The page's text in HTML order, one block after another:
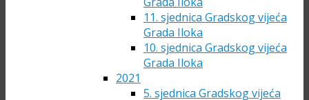
11. sjednica Gradskog vijeća
Grada Iloka
10. sjednica Gradskog vijeća
Grada Iloka
2021
5. sjednica Gradskog vijeća